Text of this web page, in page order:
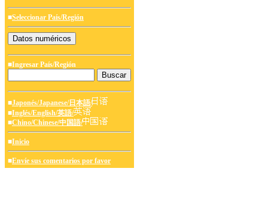
■Seleccionar País/Región
■Ingresar País/Región
■Japonés/Japanese/日本語/
■Inglés/English/英語/
■Chino/Chinese/中国語/
■Inicio
■Envíe sus comentarios por favor